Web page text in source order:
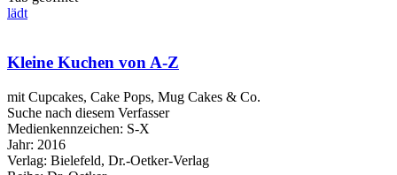
lädt
Kleine Kuchen von A-Z
mit Cupcakes, Cake Pops, Mug Cakes & Co.
Suche nach diesem Verfasser
Medienkennzeichen: S-X
Jahr: 2016
Verlag: Bielefeld, Dr.-Oetker-Verlag